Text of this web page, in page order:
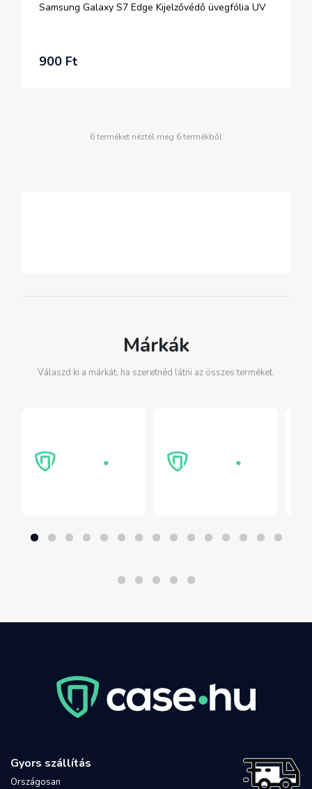
Samsung Galaxy S7 Edge Kijelzővédő üvegfólia UV
900 Ft
6 terméket néztél meg 6 termékből
Márkák
Válaszd ki a márkát, ha szeretnéd látni az összes terméket.
Gyors szállítás
Országosan